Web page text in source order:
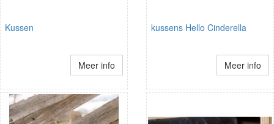
Kussen
Meer info
kussens Hello Cinderella
Meer info